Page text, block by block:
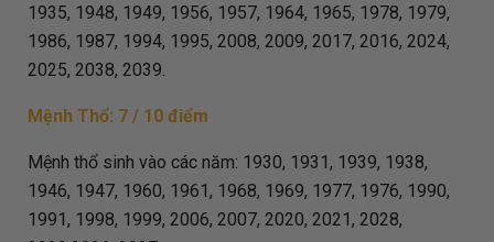
1935, 1948, 1949, 1956, 1957, 1964, 1965, 1978, 1979,
1986, 1987, 1994, 1995, 2008, 2009, 2017, 2016, 2024,
2025, 2038, 2039.
Mệnh Thổ: 7 / 10 điểm
Mệnh thổ sinh vào các năm: 1930, 1931, 1939, 1938,
1946, 1947, 1960, 1961, 1968, 1969, 1977, 1976, 1990,
1991, 1998, 1999, 2006, 2007, 2020, 2021, 2028,